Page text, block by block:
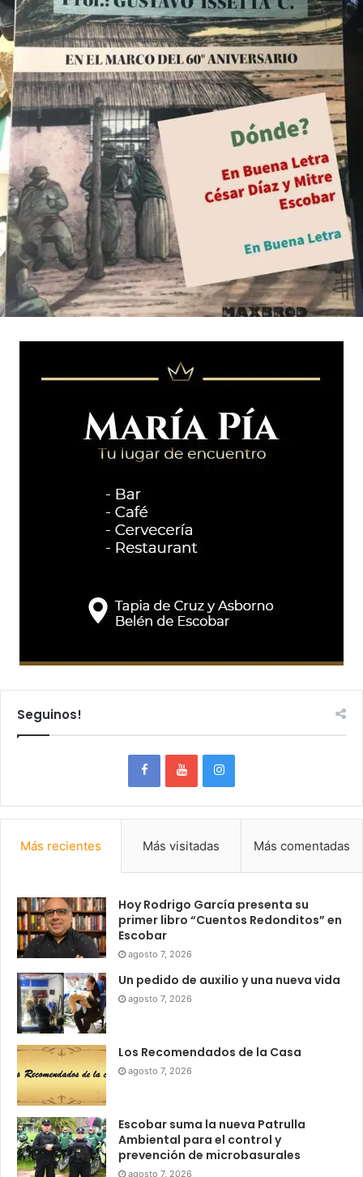
Seguinos!
Más recientes Más visitadas Más comentadas
Hoy Rodrigo García presenta su
primer libro “Cuentos Redonditos” en
Escobar
agosto 7, 2026
Un pedido de auxilio y una nueva vida
agosto 7, 2026
Los Recomendados de la Casa
agosto 7, 2026
Escobar suma la nueva Patrulla
Ambiental para el control y
prevención de microbasurales
agosto 7, 2026